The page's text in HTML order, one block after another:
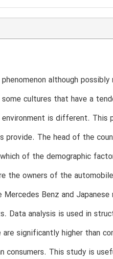
although
cultures that have a
is different. This
provide. The head of the
of the demographic
the owners of the
Benz and
analysis is used in
significantly higher than
consumers. This study is